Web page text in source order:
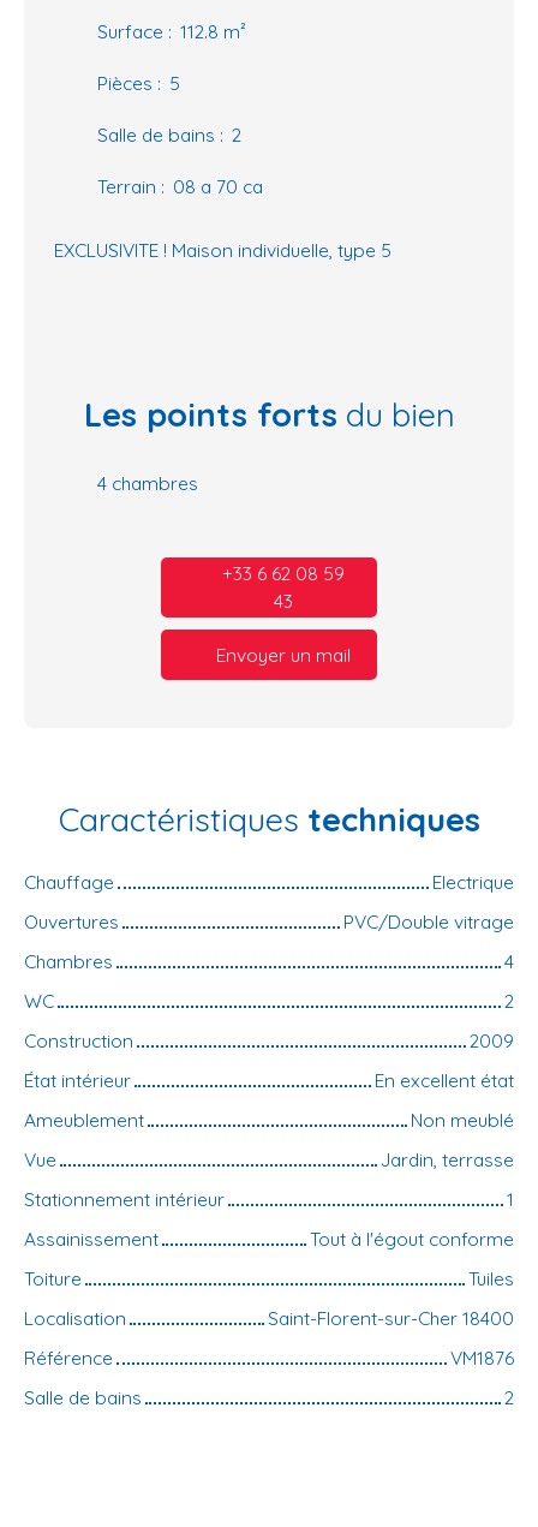
Surface : 112.8 m²
Pièces : 5
Salle de bains : 2
Terrain : 08 a 70 ca
EXCLUSIVITE ! Maison individuelle, type 5
Les points forts du bien
4 chambres
+33 6 62 08 59
43
Envoyer un mail
Caractéristiques techniques
Chauffage
Electrique
Ouvertures
PVC/Double vitrage
Chambres
4
WC
2
Construction
2009
État intérieur
En excellent état
Ameublement
Non meublé
Vue
Jardin, terrasse
Stationnement intérieur
1
Assainissement
Tout à l'égout conforme
Toiture
Tuiles
Localisation
Saint-Florent-sur-Cher 18400
Référence
VM1876
Salle de bains
2